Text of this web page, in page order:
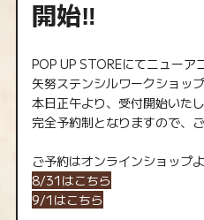
開始‼︎
POP UP STOREにてニュー
矢努ステンシルワークショッ
本日正午より、受付開始いたし
完全予約制となりますので、
ご予約はオンラインショップ
8/31はこちら
9/1はこちら